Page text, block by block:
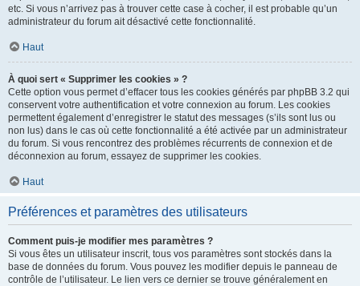
etc. Si vous n’arrivez pas à trouver cette case à cocher, il est probable qu’un
administrateur du forum ait désactivé cette fonctionnalité.
Haut
À quoi sert « Supprimer les cookies » ?
Cette option vous permet d’effacer tous les cookies générés par phpBB 3.2 qui
conservent votre authentification et votre connexion au forum. Les cookies
permettent également d’enregistrer le statut des messages (s’ils sont lus ou
non lus) dans le cas où cette fonctionnalité a été activée par un administrateur
du forum. Si vous rencontrez des problèmes récurrents de connexion et de
déconnexion au forum, essayez de supprimer les cookies.
Haut
Préférences et paramètres des utilisateurs
Comment puis-je modifier mes paramètres ?
Si vous êtes un utilisateur inscrit, tous vos paramètres sont stockés dans la
base de données du forum. Vous pouvez les modifier depuis le panneau de
contrôle de l’utilisateur. Le lien vers ce dernier se trouve généralement en